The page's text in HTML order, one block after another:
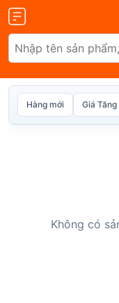
Tenda
Hàng mới Giá Tăng
Không có